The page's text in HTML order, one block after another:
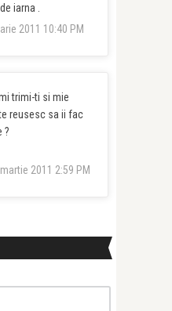
iarna .
2011 10:40 PM
trimi-ti si mie
reusesc sa ii fac
?
2011 2:59 PM